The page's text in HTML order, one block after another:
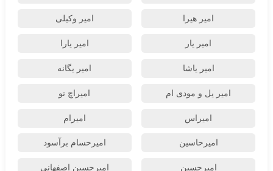
امیر هیرا امیر وکیلی
امیر یار امیر یارا
امیر یاشا امیر یگانه
امیر یل و مودی ام امیراچ تو
امیراس امیرام
امیرحاسین امیرحسام برآسود
امیرحسین امیرحسین اصفهانی